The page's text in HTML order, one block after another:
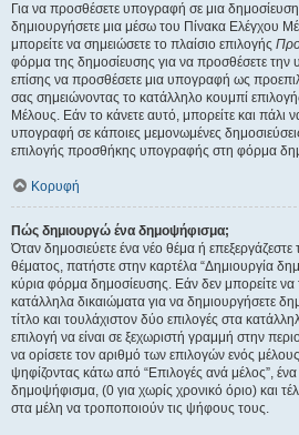
Για να προσθέσετε υπογραφή σε μια
δημιουργήσετε μια μέσω του Πίνακα Ελέγχου
μπορείτε να σημειώσετε το πλαίσιο επιλογής
φόρμα της δημοσίευσης για να προσθέσετε
επίσης να προσθέσετε μια υπογραφή ως
σας σημειώνοντας το κατάλληλο κουμπί
Μέλους. Εάν το κάνετε αυτό, μπορείτε και πάλι
υπογραφή σε κάποιες μεμονωμένες
επιλογής προσθήκης υπογραφής στη φόρμα
Κορυφή
Πώς δημιουργώ ένα δημοψήφισμα;
Όταν δημοσιεύετε ένα νέο θέμα ή
θέματος, πατήστε στην καρτέλα “Δημιουργία
κύρια φόρμα δημοσίευσης. Εάν δεν μπορείτε να
κατάλληλα δικαιώματα για να δημιουργήσετε
τίτλο και τουλάχιστον δύο επιλογές στα
επιλογή να είναι σε ξεχωριστή γραμμή στην
να ορίσετε τον αριθμό των επιλογών ενός
ψηφίζοντας κάτω από “Επιλογές ανά μέλος”,
δημοψήφισμα, (0 για χωρίς χρονικό όριο) και
στα μέλη να τροποποιούν τις ψήφους τους.